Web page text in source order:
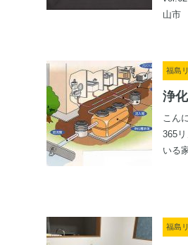
山市
福島
浄
こん
365
いる
福島